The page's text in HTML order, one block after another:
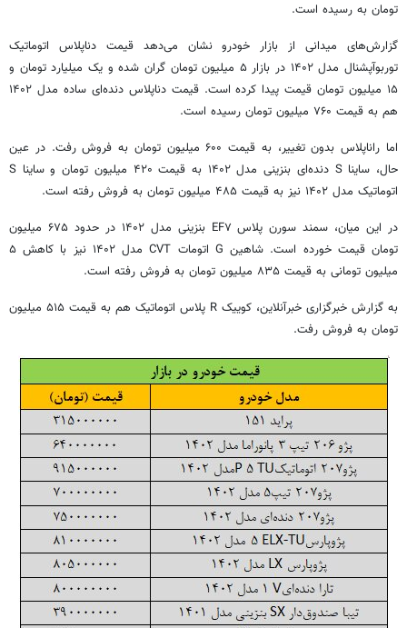
تومان به رسیده است.
گزارش‌های میدانی از بازار خودرو نشان می‌دهد قیمت دناپلاس اتوماتیک
توربوآپشنال مدل ۱۴۰۲ در بازار ۵ میلیون تومان گران شده و یک میلیارد تومان و
۱۵ میلیون تومان قیمت پیدا کرده است. قیمت دناپلاس دنده‌ای ساده مدل ۱۴۰۲
هم به قیمت ۷۶۰ میلیون تومان رسیده است.
اما راناپلاس بدون تغییر، به قیمت ۶۰۰ میلیون تومان به فروش رفت. در عین
حال، ساینا S دنده‌ای بنزینی مدل ۱۴۰۲ به قیمت ۴۲۰ میلیون تومان و ساینا S
اتوماتیک مدل ۱۴۰۲ نیز به قیمت ۴۸۵ میلیون تومان به فروش رفته است.
در این میان، سمند سورن پلاس EF۷ بنزینی مدل ۱۴۰۲ در حدود ۶۷۵ میلیون
تومان قیمت خورده است. شاهین G اتومات CVT مدل ۱۴۰۲ نیز با کاهش ۵
میلیون تومانی به قیمت ۸۳۵ میلیون تومان به فروش رفته است.
به گزارش خبرگزاری خبرآنلاین، کوییک R پلاس اتوماتیک هم به قیمت ۵۱۵ میلیون
تومان به فروش رفت.